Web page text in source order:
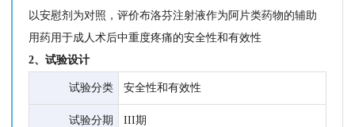
以安慰剂为对照，评价布洛芬注射液作为阿片类药物的辅助
用药用于成人术后中重度疼痛的安全性和有效性
2、试验设计
试验分类 安全性和有效性
试验分期 III期